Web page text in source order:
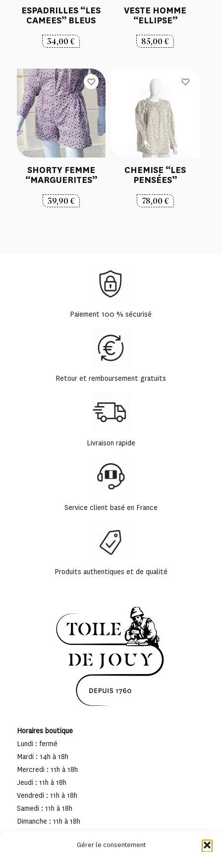
Gérer le consentement
ESPADRILLES “LES
CAMEES” BLEUS
34,00€
VESTE HOMME
“ELLIPSE”
85,00€
SHORTY FEMME
“MARGUERITES”
39,90€
CHEMISE “LES
PENSÉES”
78,00€
Paiement 100 % sécurisé
Retour et remboursement gratuits
Livraison rapide
Service client basé en France
Produits authentiques et de qualité
Horaires boutique
Lundi : fermé
Mardi : 14h à 18h
Mercredi : 11h à 18h
Jeudi : 11h à 18h
Vendredi : 11h à 18h
Samedi : 11h à 18h
Dimanche : 11h à 18h